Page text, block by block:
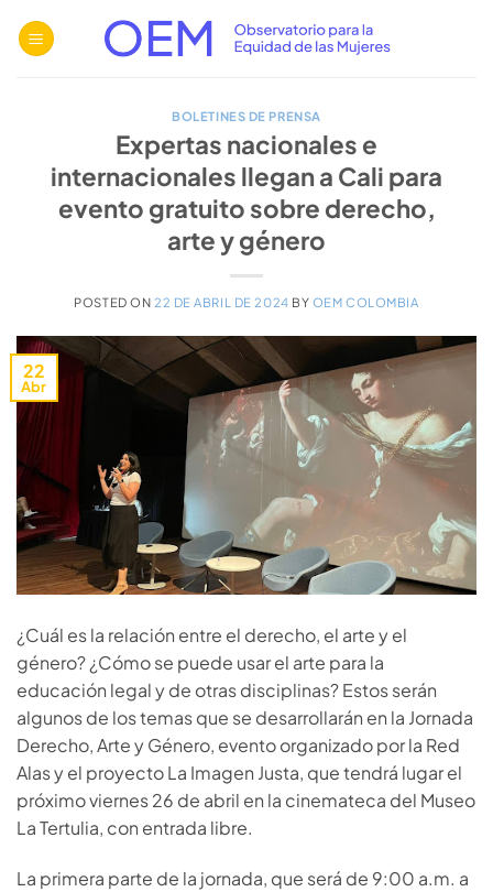
BOLETINES DE PRENSA
Expertas nacionales e
internacionales llegan a Cali para
evento gratuito sobre derecho,
arte y género
POSTED ON 22 DE ABRIL DE 2024 BY OEM COLOMBIA
22
Abr
¿Cuál es la relación entre el derecho, el arte y el
género? ¿Cómo se puede usar el arte para la
educación legal y de otras disciplinas? Estos serán
algunos de los temas que se desarrollarán en la Jornada
Derecho, Arte y Género, evento organizado por la Red
Alas y el proyecto La Imagen Justa, que tendrá lugar el
próximo viernes 26 de abril en la cinemateca del Museo
La Tertulia, con entrada libre.
La primera parte de la jornada, que será de 9:00 a.m. a